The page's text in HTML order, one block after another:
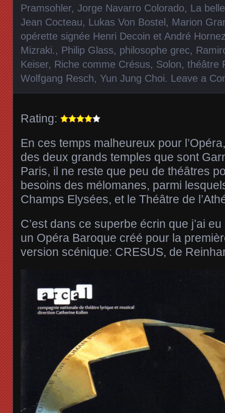
Pramsohler, Jorge Navarro Colorado, La
Jean Cocteau, Lukas Von Bostel, Marion
opérette signée Henri Decoin et André
Mizraki., Philip Glass, philosophe grec,
Keiser, Riche comme Crésus, Solon, théâtre
Wolfgang Resch, Yun Jung Choi. Leave a
Rating:
En ces temps malheureux pour
des deux grands temples que sont
Paris, il ne reste que peu de théâtres
besoins des mélomanes, parmi
Champs Elysées, et le Théâtre de
C’est dans ce superbe écrin que j’ai
un Opéra Baroque créé pour la
version scénique: CRESUS, de